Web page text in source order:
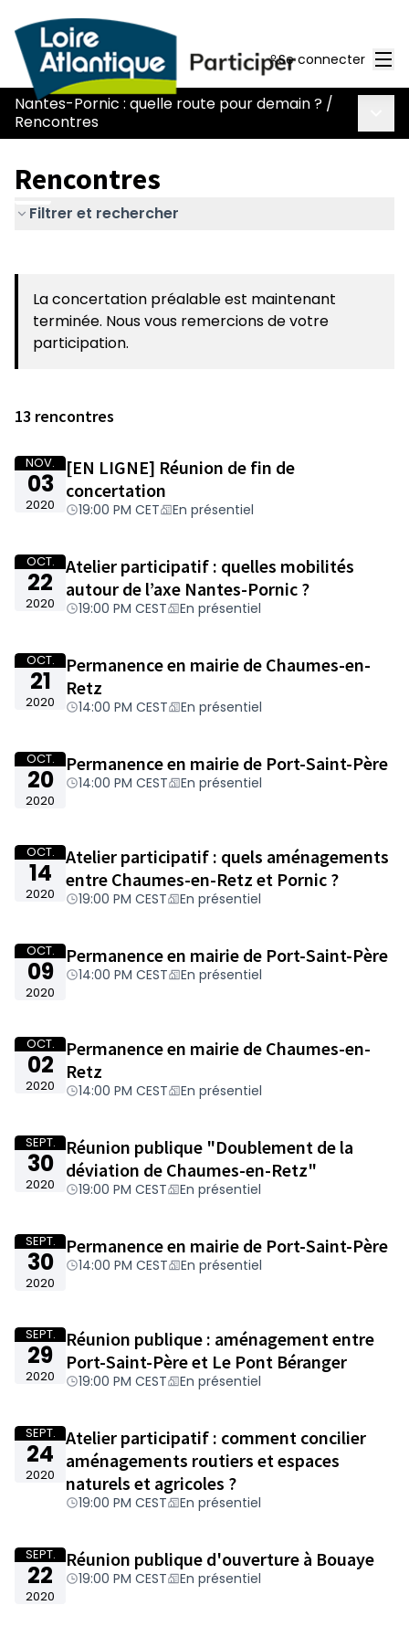
Se connecter
Nantes-Pornic : quelle route pour demain ? /
Rencontres
Rencontres
Filtrer et rechercher
−
La concertation préalable est maintenant
terminée. Nous vous remercions de votre
participation.
13 rencontres
NOV.
03
2020
[EN LIGNE] Réunion de fin de
concertation
19:00 PM CET En présentiel
OCT.
22
2020
Atelier participatif : quelles mobilités
autour de l’axe Nantes-Pornic ?
19:00 PM CEST En présentiel
OCT.
21
2020
Permanence en mairie de Chaumes-en-
Retz
14:00 PM CEST En présentiel
OCT.
20
2020
Permanence en mairie de Port-Saint-Père
14:00 PM CEST En présentiel
OCT.
14
2020
Atelier participatif : quels aménagements
entre Chaumes-en-Retz et Pornic ?
19:00 PM CEST En présentiel
OCT.
09
2020
Permanence en mairie de Port-Saint-Père
14:00 PM CEST En présentiel
OCT.
02
2020
Permanence en mairie de Chaumes-en-
Retz
14:00 PM CEST En présentiel
SEPT.
30
2020
Réunion publique "Doublement de la
déviation de Chaumes-en-Retz"
19:00 PM CEST En présentiel
SEPT.
30
2020
Permanence en mairie de Port-Saint-Père
14:00 PM CEST En présentiel
SEPT.
29
2020
Réunion publique : aménagement entre
Port-Saint-Père et Le Pont Béranger
19:00 PM CEST En présentiel
SEPT.
24
2020
Atelier participatif : comment concilier
aménagements routiers et espaces
naturels et agricoles ?
19:00 PM CEST En présentiel
SEPT.
22
2020
Réunion publique d'ouverture à Bouaye
19:00 PM CEST En présentiel